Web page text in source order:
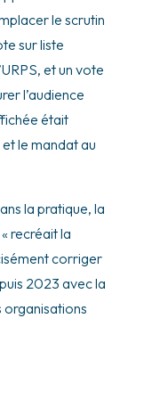
le scrutin
sur liste
et un vote
l’audience
était
le mandat au
la pratique, la
recréait la
corriger
2023 avec la
organisations